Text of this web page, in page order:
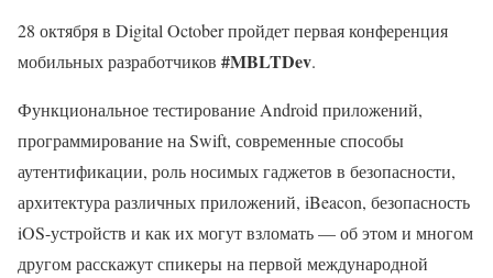
28 октября в Digital October пройдет первая конференция
мобильных разработчиков #MBLTDev.
Функциональное тестирование Android приложений,
программирование на Swift, современные способы
аутентификации, роль носимых гаджетов в безопасности,
архитектура различных приложений, iBeacon, безопасность
iOS-устройств и как их могут взломать — об этом и многом
другом расскажут спикеры на первой международной